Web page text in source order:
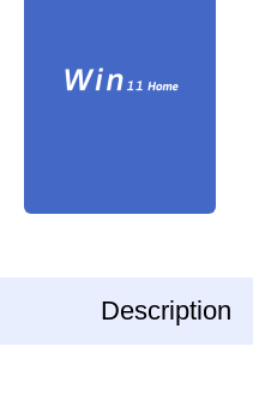
Description